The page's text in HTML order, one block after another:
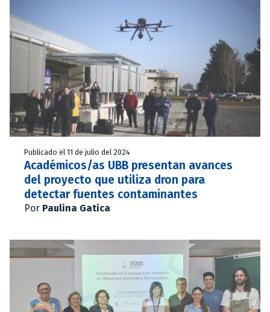
Publicado el 11 de julio del 2024
Académicos/as UBB presentan avances
del proyecto que utiliza dron para
detectar fuentes contaminantes
Por Paulina Gatica